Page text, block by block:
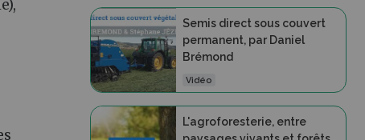
Semis direct sous couvert
permanent, par Daniel
Brémond
Vidéo
L'agroforesterie, entre